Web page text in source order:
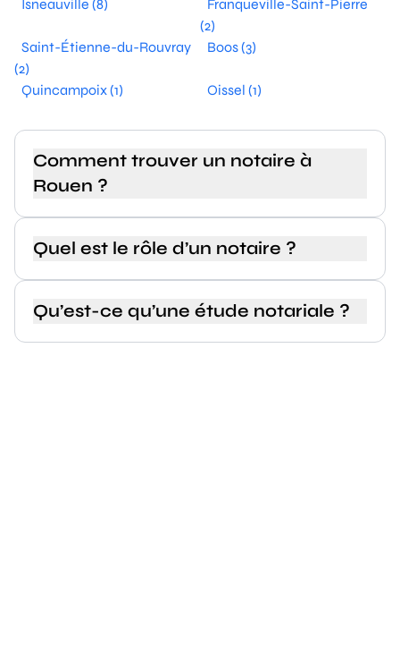
Isneauville (8)
Franqueville-Saint-Pierre
(2)
Saint-Étienne-du-Rouvray
(2)
Boos (3)
Quincampoix (1) Oissel (1)
Comment trouver un notaire à
Rouen ?
Quel est le rôle d’un notaire ?
Qu’est-ce qu’une étude notariale ?